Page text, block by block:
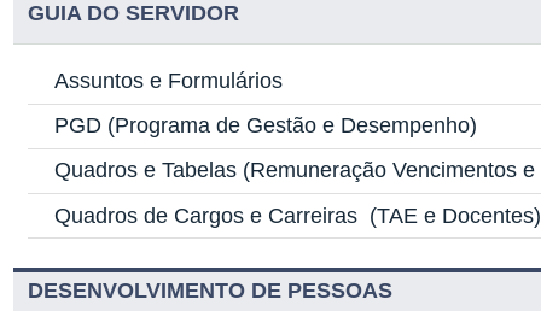
GUIA DO SERVIDOR
Assuntos e Formulários
PGD (Programa de Gestão e Desempenho)
Quadros e Tabelas (Remuneração Vencimentos
Quadros de Cargos e Carreiras (TAE e Docentes)
DESENVOLVIMENTO DE PESSOAS